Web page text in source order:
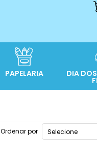
PAPELARIA DIA
Ordenar por Selecione